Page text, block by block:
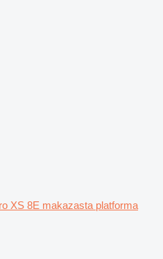
XS 8E makazasta platforma